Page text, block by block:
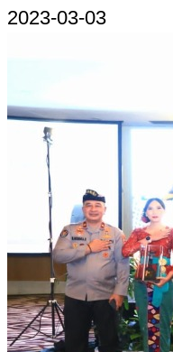
2023-03-03